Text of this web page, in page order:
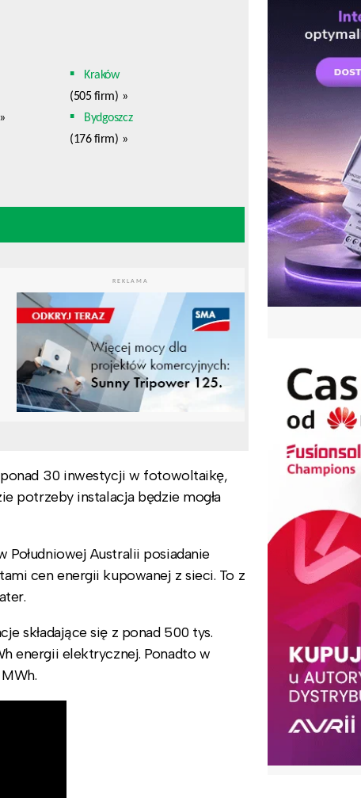
Kraków
(505 firm) »
»
Bydgoszcz
(176 firm) »
REKLAMA
30 inwestycji w fotowoltaikę,
potrzeby instalacja będzie mogła
Australii posiadanie
cen energii kupowanej z sieci. To z
składające się z ponad 500 tys.
energii elektrycznej. Ponadto w